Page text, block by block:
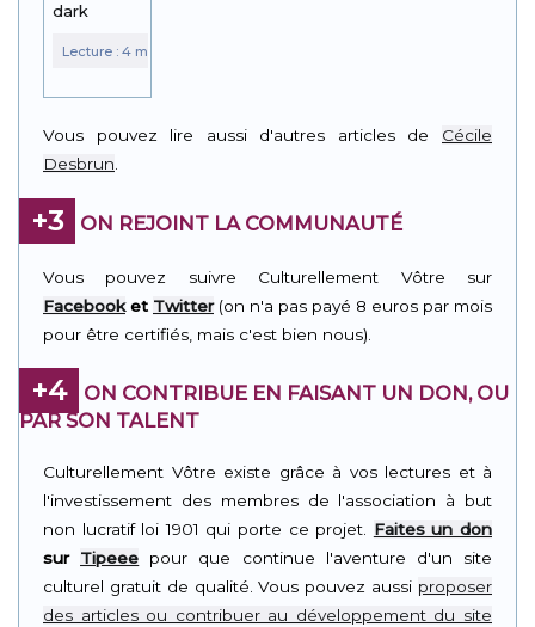
dark
Vous pouvez lire aussi d'autres articles de Cécile
Desbrun
+3 ON REJOINT LA COMMUNAUTÉ
Vous pouvez suivre Culturellement Vôtre sur
Facebooket Twitter(on n'a pas payé 8 euros par mois
pour être certifiés, mais c'est bien nous).
+4
ON CONTRIBUE EN FAISANT UN DON, OU
PAR SON TALENT
Culturellement Vôtre existe grâce à vos lectures et à
l'investissement des membres de l'association à but
non lucratif loi 1901 qui porte ce projet. Faites un don
sur Tipeee pour que continue l'aventure d'un site
culturel gratuit de qualité. Vous pouvez aussi proposer
des articles ou contribuer au développement du site